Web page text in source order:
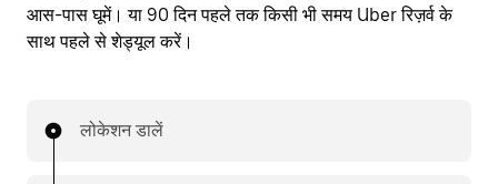
आस-पास घूमें। या 90 दिन पहले तक किसी भी समय Uber रिज़र्व के
साथ पहले से शेड्यूल करें।
लोकेशन डालें